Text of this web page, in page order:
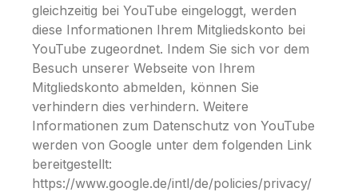
gleichzeitig bei YouTube eingeloggt, werden
diese Informationen Ihrem Mitgliedskonto bei
YouTube zugeordnet. Indem Sie sich vor dem
Besuch unserer Webseite von Ihrem
Mitgliedskonto abmelden, können Sie
verhindern dies verhindern. Weitere
Informationen zum Datenschutz von YouTube
werden von Google unter dem folgenden Link
bereitgestellt:
https://www.google.de/intl/de/policies/privacy/